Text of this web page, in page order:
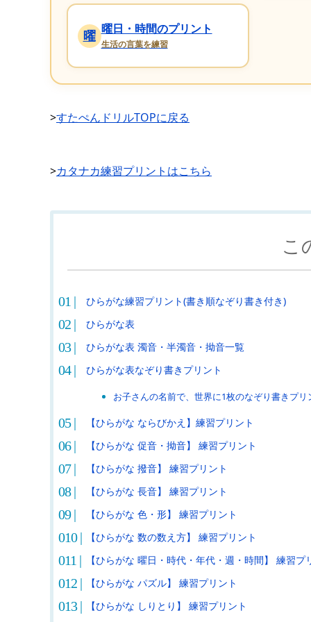
曜 曜日・時間のプリント
生活の言葉を練習
>すたぺんドリルTOPに戻る
>カタナカ練習プリントはこちら
こ
ひらがな練習プリント(書き順なぞり書き付き)
ひらがな表
ひらがな表 濁音・半濁音・拗音一覧
ひらがな表なぞり書きプリント
お子さんの名前で、世界に1枚のなぞり書きプリ
【ひらがな ならびかえ】練習プリント
【ひらがな 促音・拗音】 練習プリント
【ひらがな 撥音】 練習プリント
【ひらがな 長音】 練習プリント
【ひらがな 色・形】 練習プリント
【ひらがな 数の数え方】 練習プリント
【ひらがな 曜日・時代・年代・週・時間】 練習プ
【ひらがな パズル】 練習プリント
【ひらがな しりとり】 練習プリント